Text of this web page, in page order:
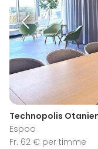
Technopolis
Espoo
Fr. 62 € per timme